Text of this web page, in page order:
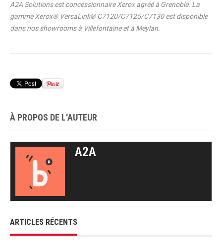
A2A Solutions est concessionnaire Xerox agréé à Grenoble. La
gamme Xerox® VersaLink® C7120/C7125/C7130 est disponible
dans nos showrooms à Villefontaine et à Meylan.
À PROPOS DE L'AUTEUR
A2A
ARTICLES RÉCENTS